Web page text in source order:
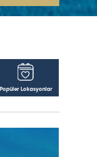
Popüler Lokasyonlar